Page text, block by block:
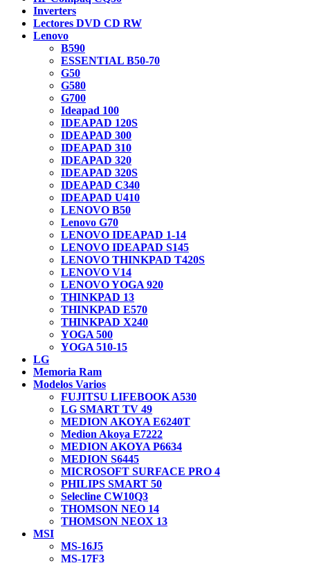
Inverters
Lectores DVD CD RW
Lenovo
B590
ESSENTIAL B50-70
G50
G580
G700
Ideapad 100
IDEAPAD 120S
IDEAPAD 300
IDEAPAD 310
IDEAPAD 320
IDEAPAD 320S
IDEAPAD C340
IDEAPAD U410
LENOVO B50
Lenovo G70
LENOVO IDEAPAD 1-14
LENOVO IDEAPAD S145
LENOVO THINKPAD T420S
LENOVO V14
LENOVO YOGA 920
THINKPAD 13
THINKPAD E570
THINKPAD X240
YOGA 500
YOGA 510-15
LG
Memoria Ram
Modelos Varios
FUJITSU LIFEBOOK A530
LG SMART TV 49
MEDION AKOYA E6240T
Medion Akoya E7222
MEDION AKOYA P6634
MEDION S6445
MICROSOFT SURFACE PRO 4
PHILIPS SMART 50
Selecline CW10Q3
THOMSON NEO 14
THOMSON NEOX 13
MSI
MS-16J5
MS-17F3